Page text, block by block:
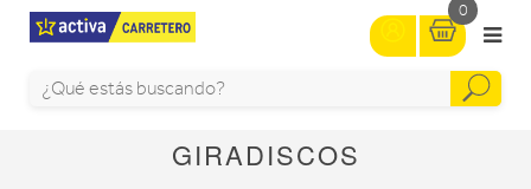
0
GIRADISCOS